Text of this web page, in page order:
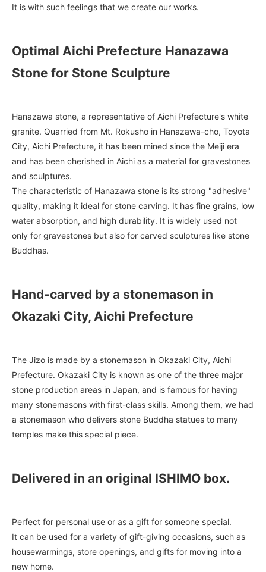
It is with such feelings that we create our works.
Optimal Aichi Prefecture Hanazawa
Stone for Stone Sculpture
Hanazawa stone, a representative of Aichi Prefecture's white
granite. Quarried from Mt. Rokusho in Hanazawa-cho, Toyota
City, Aichi Prefecture, it has been mined since the Meiji era
and has been cherished in Aichi as a material for gravestones
and sculptures.
The characteristic of Hanazawa stone is its strong "adhesive"
quality, making it ideal for stone carving. It has fine grains, low
water absorption, and high durability. It is widely used not
only for gravestones but also for carved sculptures like stone
Buddhas.
Hand-carved by a stonemason in
Okazaki City, Aichi Prefecture
The Jizo is made by a stonemason in Okazaki City, Aichi
Prefecture. Okazaki City is known as one of the three major
stone production areas in Japan, and is famous for having
many stonemasons with first-class skills. Among them, we had
a stonemason who delivers stone Buddha statues to many
temples make this special piece.
Delivered in an original ISHIMO box.
Perfect for personal use or as a gift for someone special.
It can be used for a variety of gift-giving occasions, such as
housewarmings, store openings, and gifts for moving into a
new home.